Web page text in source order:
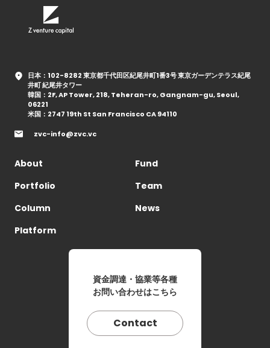
日本：102-8282 東京都千代田区紀尾井町1番3号 東京ガーデンテラス紀尾
井町 紀尾井タワー
韓国：2F, AP Tower, 218, Teheran-ro, Gangnam-gu, Seoul,
06221
米国：2747 19th St San Francisco CA 94110
zvc-info@zvc.vc
About
Fund
Portfolio
Team
Column
News
Platform
資金調達・協業等各種
お問い合わせはこちら
Contact